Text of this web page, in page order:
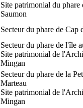
Site patrimonial du phare
Saumon
Secteur du phare de Cap
Secteur du phare de l'île
Site patrimonial de
Mingan
Secteur du phare de la
Marteau
Site patrimonial de
Mingan